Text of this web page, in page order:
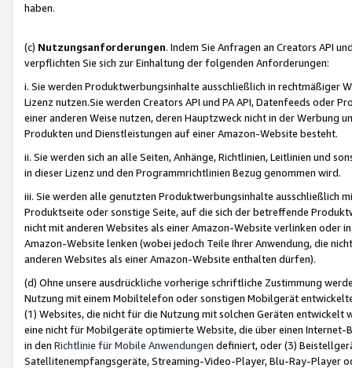
haben.
(c) Nutzungsanforderungen. Indem Sie Anfragen an Creators API
verpflichten Sie sich zur Einhaltung der folgenden Anforderungen:
i. Sie werden Produktwerbungsinhalte ausschließlich in rechtmäßiger
Lizenz nutzen.Sie werden Creators API und PA API, Datenfeeds oder
einer anderen Weise nutzen, deren Hauptzweck nicht in der Werbung
Produkten und Dienstleistungen auf einer Amazon-Website besteht.
ii. Sie werden sich an alle Seiten, Anhänge, Richtlinien, Leitlinien und
in dieser Lizenz und den Programmrichtlinien Bezug genommen wird.
iii. Sie werden alle genutzten Produktwerbungsinhalte ausschließlich
Produktseite oder sonstige Seite, auf die sich der betreffende
nicht mit anderen Websites als einer Amazon-Website verlinken oder
Amazon-Website lenken (wobei jedoch Teile Ihrer Anwendung, die
anderen Websites als einer Amazon-Website enthalten dürfen).
(d) Ohne unsere ausdrückliche vorherige schriftliche Zustimmung
Nutzung mit einem Mobiltelefon oder sonstigen Mobilgerät
(1) Websites, die nicht für die Nutzung mit solchen Geräten
eine nicht für Mobilgeräte optimierte Website, die über einen
in den Richtlinie für Mobile Anwendungen definiert, oder (3)
Satellitenempfangsgeräte, Streaming-Video-Player, Blu-Ray-Player